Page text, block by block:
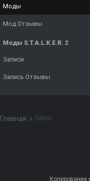
Моды
Мод Отзывы
Моды S.T.A.L.K.E.R. 2
Записи
Запись Отзывы
Главная Simo
Копирование